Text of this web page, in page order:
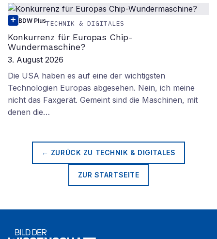
BDW PlusTECHNIK & DIGITALES
Konkurrenz für Europas Chip-
Wundermaschine?
3. August 2026
Die USA haben es auf eine der wichtigsten
Technologien Europas abgesehen. Nein, ich meine
nicht das Faxgerät. Gemeint sind die Maschinen, mit
denen die…
← ZURÜCK ZU TECHNIK & DIGITALES
ZUR STARTSEITE